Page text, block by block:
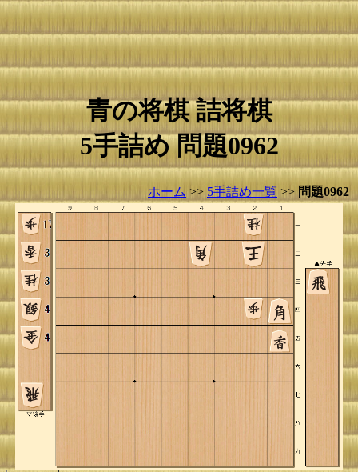
青の将棋 詰将棋
5手詰め 問題0962
ホーム >> 5手詰め一覧 >> 問題0962